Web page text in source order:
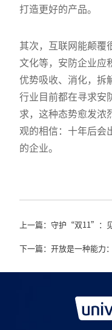
打造更好的产品。
其次，互联网能颠覆
文化等，安防企业应
优势吸收、消化，拆
行业目前都在寻求安
求，这种态势愈发浓
观的相信：十年后会
的企业。
上一篇：守护“双11”：
下一篇：开放是一种能力